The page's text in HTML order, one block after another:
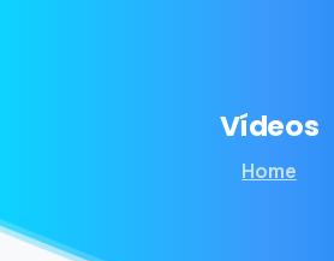
Vídeos
Home